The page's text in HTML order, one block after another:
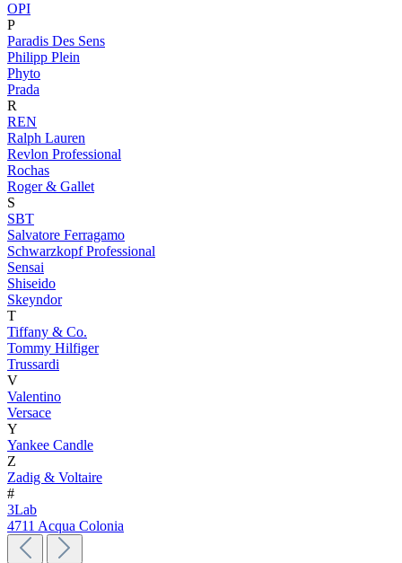
OPI
P
Paradis Des Sens
Philipp Plein
Phyto
Prada
R
REN
Ralph Lauren
Revlon Professional
Rochas
Roger & Gallet
S
SBT
Salvatore Ferragamo
Schwarzkopf Professional
Sensai
Shiseido
Skeyndor
T
Tiffany & Co.
Tommy Hilfiger
Trussardi
V
Valentino
Versace
Y
Yankee Candle
Z
Zadig & Voltaire
#
3Lab
4711 Acqua Colonia